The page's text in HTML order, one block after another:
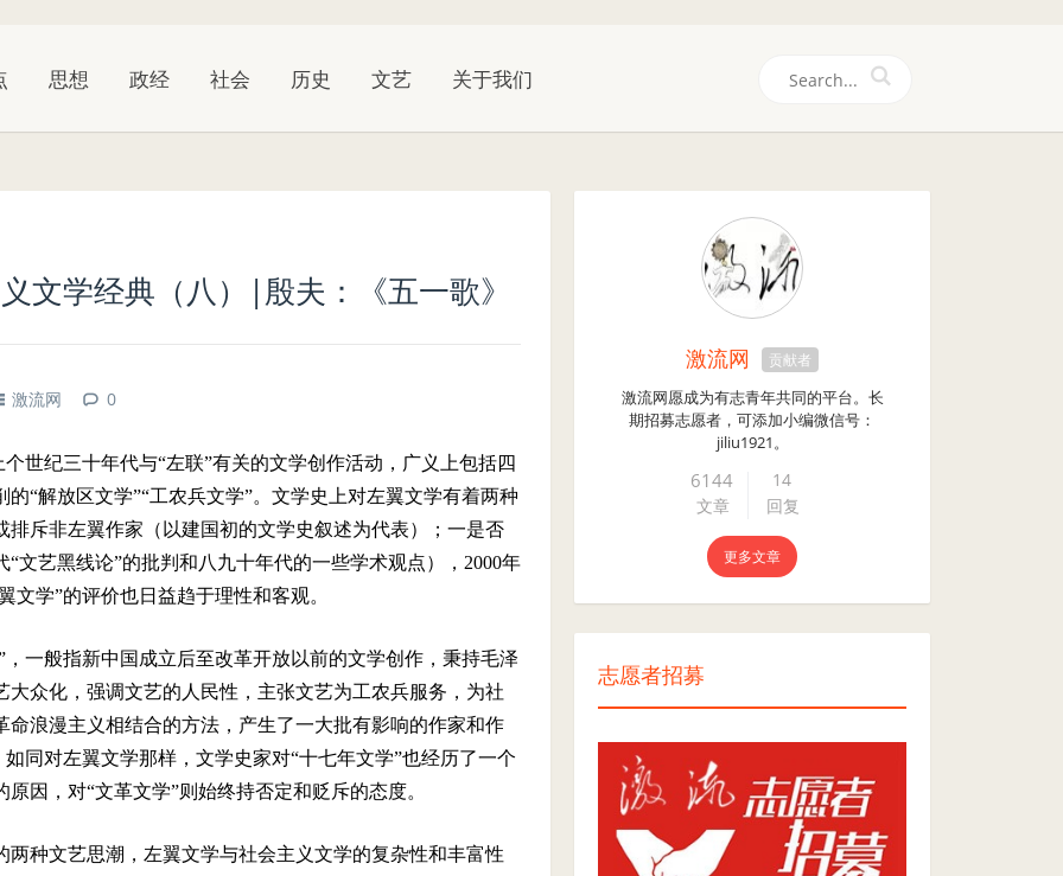
思想 政经 社会 历史 文艺 关于我们
文学经典（八）|殷夫：《五一歌》
激流网 0
世纪三十年代与“左联”有关的文学创作活动，广义上包括四
“解放区文学”“工农兵文学”。文学史上对左翼文学有着两种
斥非左翼作家（以建国初的文学史叙述为代表）；一是否
“文艺黑线论”的批判和八九十年代的一些学术观点）， 2000年
文学”的评价也日益趋于理性和客观。
一般指新中国成立后至改革开放以前的文学创作，秉持毛泽
众化，强调文艺的人民性，主张文艺为工农兵服务，为社
命浪漫主义相结合的方法，产生了一大批有影响的作家和作
同对左翼文学那样，文学史家对“十七年文学”也经历了一个
因，对“文革文学”则始终持否定和贬斥的态度。
两种文艺思潮，左翼文学与社会主义文学的复杂性和丰富性
激流网 贡献者
激流网愿成为有志青年共同的平台。长
期招募志愿者，可添加小编微信号：
jiliu1921。
6144
文章
14
回复
更多文章
志愿者招募